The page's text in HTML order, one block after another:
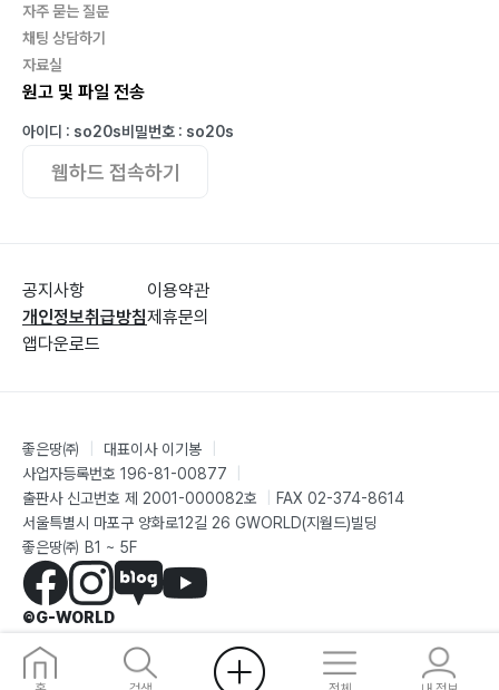
자주 묻는 질문
채팅 상담하기
자료실
원고 및 파일 전송
아이디 : so20s비밀번호 : so20s
웹하드 접속하기
공지사항
개인정보취급방침
앱다운로드
이용약관
제휴문의
좋은땅㈜ 대표이사 이기봉
사업자등록번호 196-81-00877
출판사 신고번호 제 2001-000082호
FAX 02-374-8614
서울특별시 마포구 양화로12길 26 GWORLD(지월드)빌딩
좋은땅㈜ B1 ~ 5F
©G-WORLD